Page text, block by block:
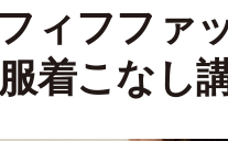
ィフファ
着こなし